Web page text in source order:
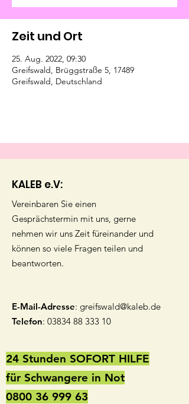
Zeit und Ort
25. Aug. 2022, 09:30
Greifswald, Brüggstraße 5, 17489
Greifswald, Deutschland
KALEB e.V:
Vereinbaren Sie einen
Gesprächstermin mit uns, gerne
nehmen wir uns Zeit füreinander und
können so viele Fragen teilen und
beantworten.
E-Mail-Adresse: greifswald@kaleb.de
Telefon: 03834 88 333 10
24 Stunden SOFORT HILFE
für Schwangere in Not
0800 36 999 63